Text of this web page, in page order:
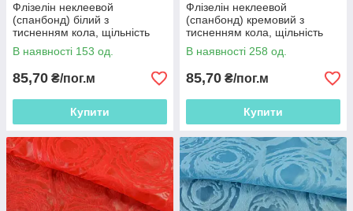
Флізелін неклеевой
(спанбонд) білий з
тисненням кола, щільність
80, ш.162
В наявності 153 од.
85,70 ₴/пог.м
Купити
Флізелін неклеевой
(спанбонд) кремовий з
тисненням кола, щільність
80, ш.162
В наявності 258 од.
85,70 ₴/пог.м
Купити